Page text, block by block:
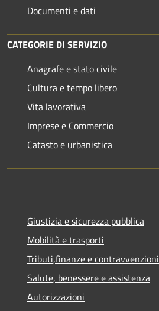
Documenti e dati
CATEGORIE DI SERVIZIO
Anagrafe e stato civile
Cultura e tempo libero
Vita lavorativa
Imprese e Commercio
Catasto e urbanistica
Giustizia e sicurezza pubblica
Mobilità e trasporti
Tributi,finanze e contravvenzioni
Salute, benessere e assistenza
Autorizzazioni